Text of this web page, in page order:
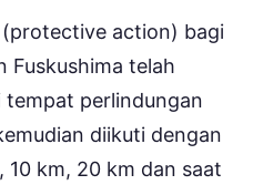
action) bagi
Fuskushima telah
perlindungan
diikuti dengan
10 km, 20 km dan saat